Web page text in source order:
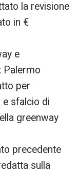
la revisione
in €
e
Palermo
per
e sfalcio di
greenway
precedente
sulla